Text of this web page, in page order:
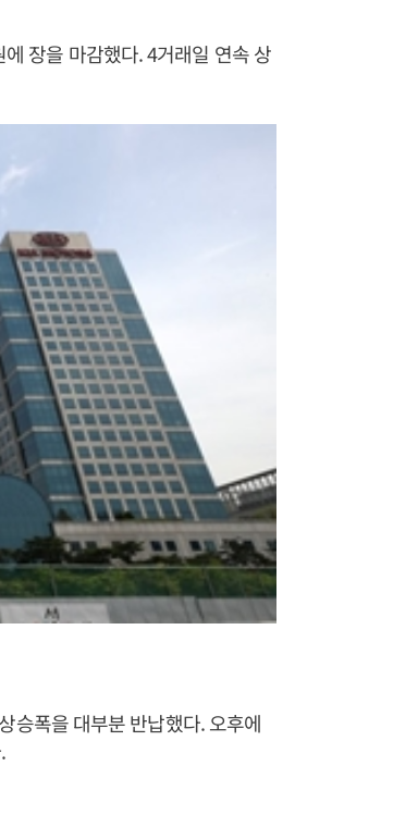
장을 마감했다. 4거래일 연속 상
승폭을 대부분 반납했다. 오후에